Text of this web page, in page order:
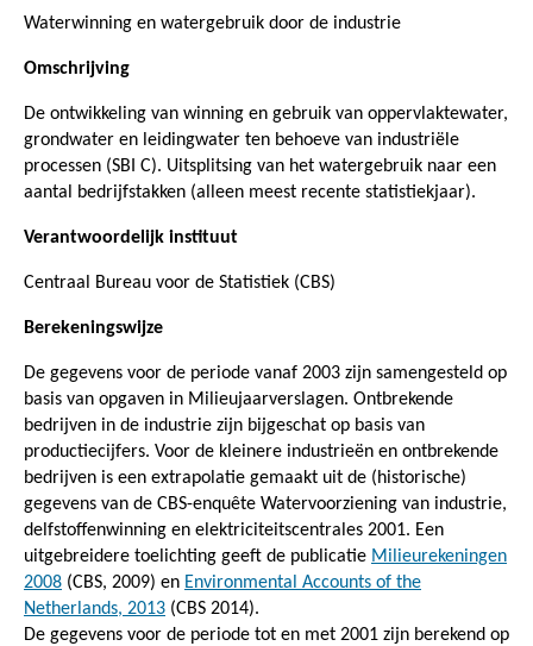
Waterwinning en watergebruik door de industrie
Omschrijving
De ontwikkeling van winning en gebruik van oppervlaktewater,
grondwater en leidingwater ten behoeve van industriële
processen (SBI C). Uitsplitsing van het watergebruik naar een
aantal bedrijfstakken (alleen meest recente statistiekjaar).
Verantwoordelijk instituut
Centraal Bureau voor de Statistiek (CBS)
Berekeningswijze
De gegevens voor de periode vanaf 2003 zijn samengesteld op
basis van opgaven in Milieujaarverslagen. Ontbrekende
bedrijven in de industrie zijn bijgeschat op basis van
productiecijfers. Voor de kleinere industrieën en ontbrekende
bedrijven is een extrapolatie gemaakt uit de (historische)
gegevens van de CBS-enquête Watervoorziening van industrie,
delfstoffenwinning en elektriciteitscentrales 2001. Een
uitgebreidere toelichting geeft de publicatie Milieurekeningen
2008 (CBS, 2009) en Environmental Accounts of the
Netherlands, 2013 (CBS 2014).
De gegevens voor de periode tot en met 2001 zijn berekend op